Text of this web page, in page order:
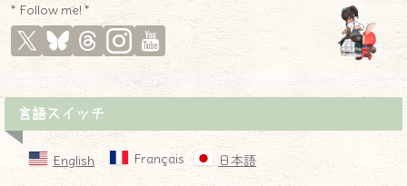
* Follow me! *
言語スイッチ
English Français 日本語